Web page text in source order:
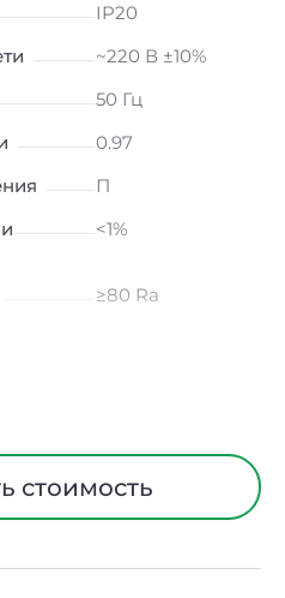
IP20
~220 В ±10%
50 Гц
0.97
П
<1%
≥80 Ra
стоимость